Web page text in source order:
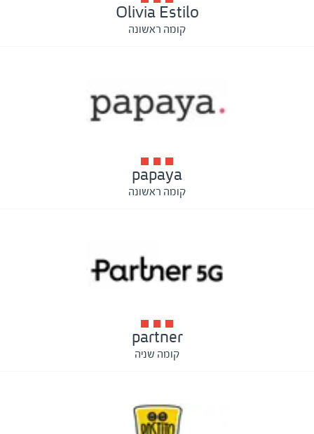
Olivia Estilo
קומה ראשונה
papaya
קומה ראשונה
partner
קומה שניה